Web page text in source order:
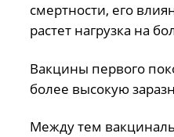
смертности, его
растет нагрузка на
Вакцины первого
более высокую
Между тем